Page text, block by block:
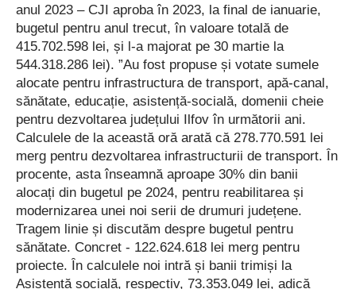
anul 2023 – CJI aproba în 2023, la final de ianuarie,
bugetul pentru anul trecut, în valoare totală de
415.702.598 lei, și l-a majorat pe 30 martie la
544.318.286 lei). ”Au fost propuse și votate sumele
alocate pentru infrastructura de transport, apă-canal,
sănătate, educație, asistență-socială, domenii cheie
pentru dezvoltarea județului Ilfov în următorii ani.
Calculele de la această oră arată că 278.770.591 lei
merg pentru dezvoltarea infrastructurii de transport. În
procente, asta înseamnă aproape 30% din banii
alocați din bugetul pe 2024, pentru reabilitarea și
modernizarea unei noi serii de drumuri județene.
Tragem linie și discutăm despre bugetul pentru
sănătate. Concret - 122.624.618 lei merg pentru
proiecte. În calculele noi intră și banii trimiși la
Asistență socială, respectiv, 73.353.049 lei, adică